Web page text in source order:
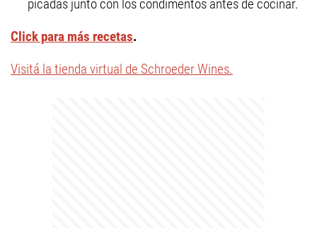
picadas junto con los condimentos antes de cocinar.
Click para más recetas.
Visitá la tienda virtual de Schroeder Wines.